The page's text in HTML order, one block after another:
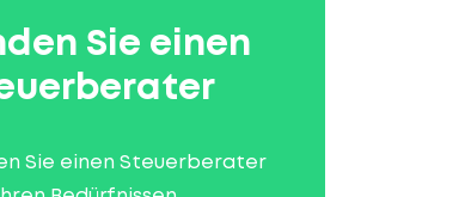
Sie einen
Sie einen Steuerberater